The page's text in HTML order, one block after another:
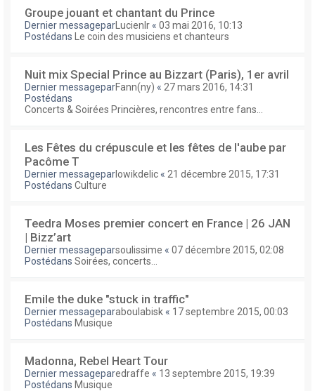
Groupe jouant et chantant du Prince
Dernier messagepar Lucienlr « 03 mai 2016, 10:13
Postédans
Le coin des musiciens et chanteurs
Nuit mix Special Prince au Bizzart (Paris), 1er avril
Dernier messageparFann(ny) « 27 mars 2016, 14:31
Postédans
Concerts & Soirées Princières, rencontres entre fans...
Les Fêtes du crépuscule et les fêtes de l'aube par
Pacôme T
Dernier messageparlowikdelic « 21 décembre 2015, 17:31
Postédans Culture
Teedra Moses premier concert en France | 26 JAN
| Bizz’art
Dernier messageparsoulissime « 07 décembre 2015, 02:08
Postédans Soirées, concerts...
Emile the duke "stuck in traffic"
Dernier messageparaboulabisk « 17 septembre 2015, 00:03
Postédans Musique
Madonna, Rebel Heart Tour
Dernier messageparedraffe « 13 septembre 2015, 19:39
Postédans Musique